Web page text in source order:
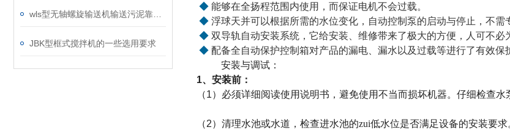
JBK型框式搅拌机的一些选用要求
◆ 能够在全扬程范围内使用，而保证电机不会过载。
◆ 浮球天并可以根据所需的水位变化，自动控制泵的启动与停止，不需
◆ 双导轨自动安装系统，它给安装、维修带来了极大的方便，人可不必
◆ 配备全自动保护控制箱对产品的漏电、漏水以及过载等进行了有效保
安装与调试：
1、安装前：
（1）必须详细阅读使用说明书，避免使用不当而损坏机器。仔细检查
（2）清理水池或水道，检查进水池的zui低水位是否满足设备的安装要求